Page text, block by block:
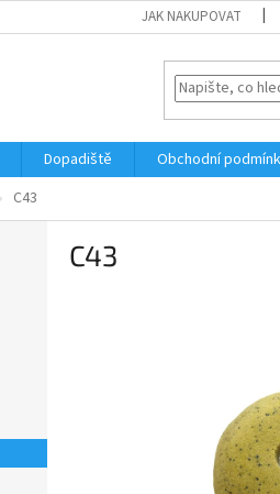
JAK NAKUPOVAT
Dopadiště Obchodní
C43
C43